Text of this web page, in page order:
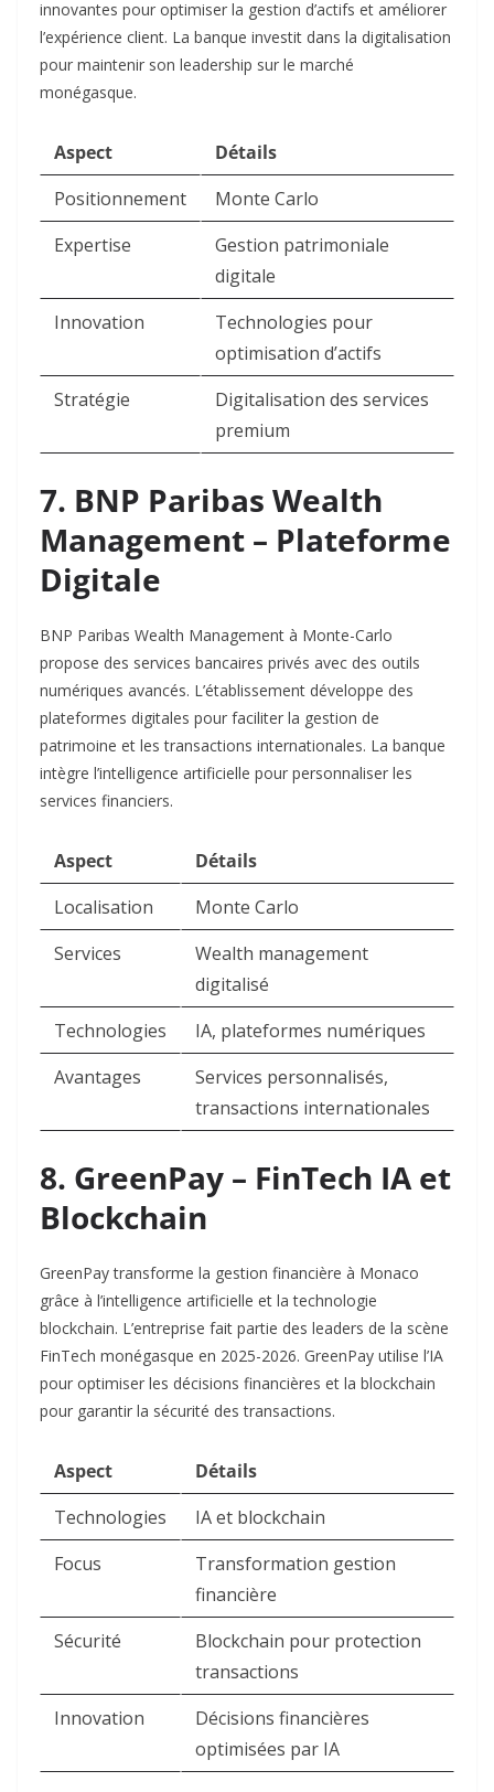
innovantes pour optimiser la gestion d’actifs et améliorer
l’expérience client. La banque investit dans la digitalisation
pour maintenir son leadership sur le marché
monégasque.​
Aspect
Détails
Positionnement
Monte Carlo
Expertise
Gestion patrimoniale
digitale
Innovation
Technologies pour
optimisation d’actifs
Stratégie
Digitalisation des services
premium
7. BNP Paribas Wealth
Management – Plateforme
Digitale
BNP Paribas Wealth Management à Monte-Carlo
propose des services bancaires privés avec des outils
numériques avancés. L’établissement développe des
plateformes digitales pour faciliter la gestion de
patrimoine et les transactions internationales. La banque
intègre l’intelligence artificielle pour personnaliser les
services financiers.​
Aspect
Détails
Localisation
Monte Carlo
Services
Wealth management
digitalisé
Technologies
IA, plateformes numériques
Avantages
Services personnalisés,
transactions internationales
8. GreenPay – FinTech IA et
Blockchain
GreenPay transforme la gestion financière à Monaco
grâce à l’intelligence artificielle et la technologie
blockchain. L’entreprise fait partie des leaders de la scène
FinTech monégasque en 2025-2026. GreenPay utilise l’IA
pour optimiser les décisions financières et la blockchain
pour garantir la sécurité des transactions.​
Aspect
Détails
Technologies
IA et blockchain
Focus
Transformation gestion
financière
Sécurité
Blockchain pour protection
transactions
Innovation
Décisions financières
optimisées par IA